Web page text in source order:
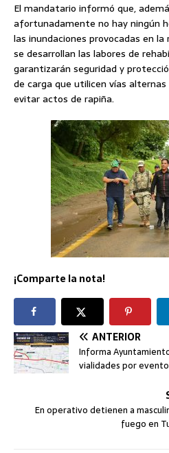
El mandatario informó que,
afortunadamente no hay ningún
las inundaciones provocadas en
se desarrollan las labores de
garantizarán seguridad y
de carga que utilicen vías
evitar actos de rapiña.
¡Comparte la nota!
ANTERIOR
Informa
vialidades por
En operativo detienen a
fuego en